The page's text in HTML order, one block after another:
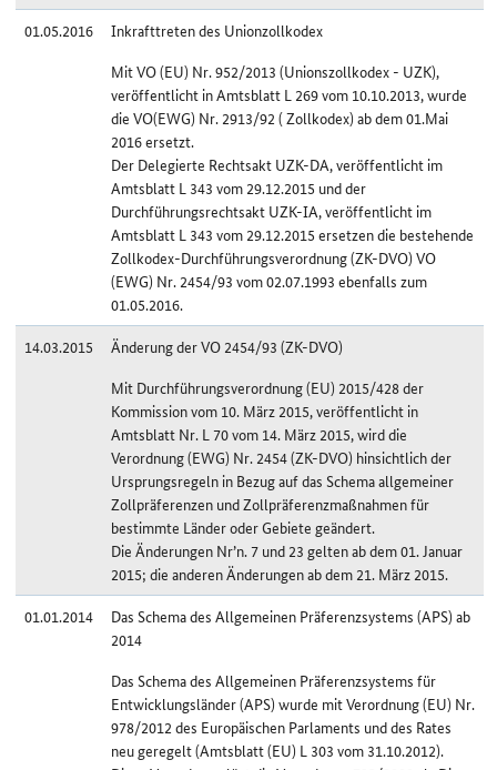
01.05.2016
Inkrafttreten des Unionzollkodex
Mit VO (EU) Nr. 952/2013 (Unionszollkodex - UZK),
veröffentlicht in Amtsblatt L 269 vom 10.10.2013, wurde
die VO(EWG) Nr. 2913/92 ( Zollkodex) ab dem 01.Mai
2016 ersetzt.
Der Delegierte Rechtsakt UZK-DA, veröffentlicht im
Amtsblatt L 343 vom 29.12.2015 und der
Durchführungsrechtsakt UZK-IA, veröffentlicht im
Amtsblatt L 343 vom 29.12.2015 ersetzen die bestehende
Zollkodex-Durchführungsverordnung (ZK-DVO) VO
(EWG) Nr. 2454/93 vom 02.07.1993 ebenfalls zum
01.05.2016.
14.03.2015
Änderung der VO 2454/93 (ZK-DVO)
Mit Durchführungsverordnung (EU) 2015/428 der
Kommission vom 10. März 2015, veröffentlicht in
Amtsblatt Nr. L 70 vom 14. März 2015, wird die
Verordnung (EWG) Nr. 2454 (ZK-DVO) hinsichtlich der
Ursprungsregeln in Bezug auf das Schema allgemeiner
Zollpräferenzen und Zollpräferenzmaßnahmen für
bestimmte Länder oder Gebiete geändert.
Die Änderungen Nr’n. 7 und 23 gelten ab dem 01. Januar
2015; die anderen Änderungen ab dem 21. März 2015.
01.01.2014
Das Schema des Allgemeinen Präferenzsystems (APS) ab
2014
Das Schema des Allgemeinen Präferenzsystems für
Entwicklungsländer (APS) wurde mit Verordnung (EU) Nr.
978/2012 des Europäischen Parlaments und des Rates
neu geregelt (Amtsblatt (EU) L 303 vom 31.10.2012).